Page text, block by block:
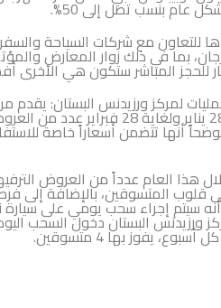
عام بنسب تصل إلى 50%.
للتعاون مع شركات السياحة
بما في ذلك زوار المعارض
للحجز المباشر ستكون هي الأخرى
لمركز ورزيدنس البستان: يقدم
مهرجان دبي للتسوق في الفترة ما بين
أنها تتضمن أسعاراً خاصة
هذا العام عدداً من العروض
قلوب المتسوقين، بالإضافة إلى
متجراً. وأشار إلى أنه سيتم إجراء سحب
ورزيدنس البستان دخول السحب